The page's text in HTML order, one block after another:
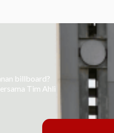
billboard?
Tim Ahli